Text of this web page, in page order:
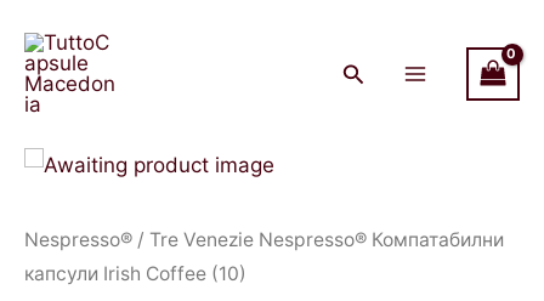
content
Menu
Nespresso® / Tre Venezie Nespresso® Компатабилни
капсули Irish Coffee (10)